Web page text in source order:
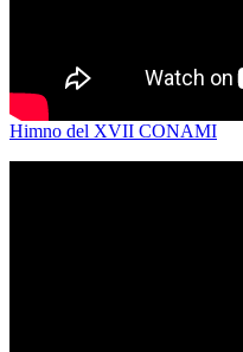
Himno del XVII CONAMI